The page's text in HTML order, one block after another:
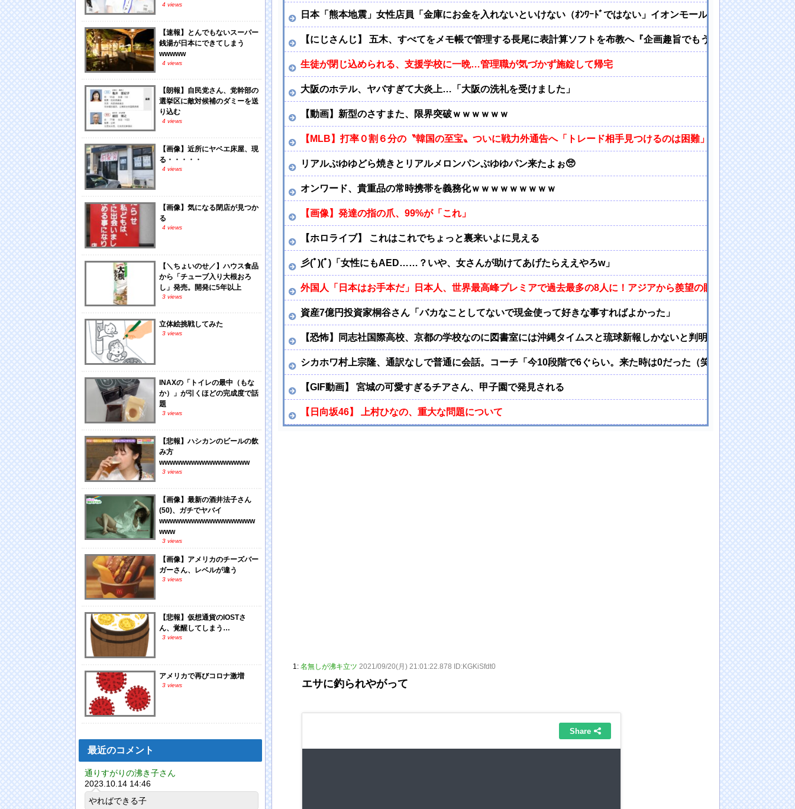
日本「熊本地震」女性店員「金庫にお金を入れないといけない（ｵﾝﾜｰﾄﾞではない」イオンモール熊本「爆発事故
【にじさんじ】 五木、すべてをメモ帳で管理する長尾に表計算ソフトを布教へ『企画趣旨でもう草生える』【8/6(
生徒が閉じ込められる、支援学校に一晩…管理職が気づかず施錠して帰宅
大阪のホテル、ヤバすぎて大炎上…「大阪の洗礼を受けました」
【動画】新型のさすまた、限界突破ｗｗｗｗｗｗ
【MLB】打率０割６分の〝韓国の至宝〟ついに戦力外通告へ「トレード相手見つけるのは困難」と米報道
リアルぷゆゆどら焼きとリアルメロンパンぷゆゆパン来たよぉ🥺
オンワード、貴重品の常時携帯を義務化ｗｗｗｗｗｗｗｗｗ
【画像】発達の指の爪、99%が「これ」
【ホロライブ】 これはこれでちょっと裏来いよに見える
彡(ﾟ)(ﾟ)「女性にもAED……？いや、女さんが助けてあげたらええやろw」
外国人「日本はお手本だ」日本人、世界最高峰プレミアで過去最多の8人に！アジアから羨望の眼差し！【海外の反
資産7億円投資家桐谷さん「バカなことしてないで現金使って好きな事すればよかった」
【恐怖】同志社国際高校、京都の学校なのに図書室には沖縄タイムスと琉球新報しかないと判明
シカホワ村上宗隆、通訳なしで普通に会話。コーチ「今10段階で6ぐらい。来た時は0だった（笑）」
【GIF動画】 宮城の可愛すぎるチアさん、甲子園で発見される
【日向坂46】 上村ひなの、重大な問題について
1: 名無しが沸キ立ツ 2021/09/20(月) 21:01:22.878 ID:KGKiSfdt0
エサに釣られやがって
4 views
【速報】とんでもないスーパー
銭湯が日本にできてしまう
wwwww
4 views
【朗報】自民党さん、党幹部の
選挙区に敵対候補のダミーを送
り込む
4 views
【画像】近所にヤベエ床屋、現
る・・・・・
4 views
【画像】気になる閉店が見つか
る
4 views
【＼ちょいのせ／】ハウス食品
から「チューブ入り大根おろ
し」発売。開発に5年以上
3 views
立体絵挑戦してみた
3 views
INAXの「トイレの最中（もな
か）」が引くほどの完成度で話
題
3 views
【悲報】ハシカンのビールの飲
み方
wwwwwwwwwwwwwwwww
3 views
【画像】最新の酒井法子さん
(50)、ガチでヤバイ
wwwwwwwwwwwwwwwwww
www
3 views
【画像】アメリカのチーズバー
ガーさん、レベルが違う
3 views
【悲報】仮想通貨のIOSTさ
ん、覚醒してしまう…
3 views
アメリカで再びコロナ激増
3 views
最近のコメント
通りすがりの沸き子さん
2023.10.14 14:46
やればできる子